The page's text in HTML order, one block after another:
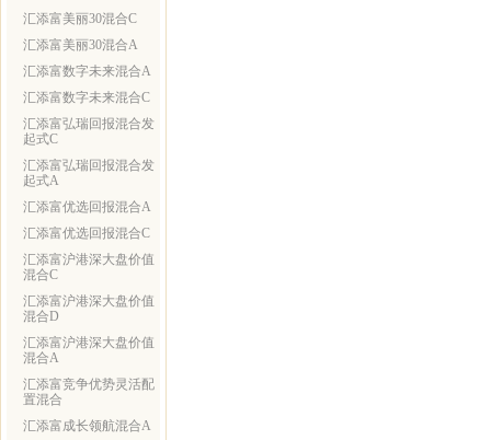
汇添富美丽30混合C
汇添富美丽30混合A
汇添富数字未来混合A
汇添富数字未来混合C
汇添富弘瑞回报混合发
起式C
汇添富弘瑞回报混合发
起式A
汇添富优选回报混合A
汇添富优选回报混合C
汇添富沪港深大盘价值
混合C
汇添富沪港深大盘价值
混合D
汇添富沪港深大盘价值
混合A
汇添富竞争优势灵活配
置混合
汇添富成长领航混合A